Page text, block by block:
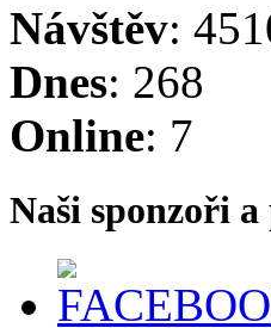
Návštěv:
Dnes: 268
Online: 7
Naši sponzoři